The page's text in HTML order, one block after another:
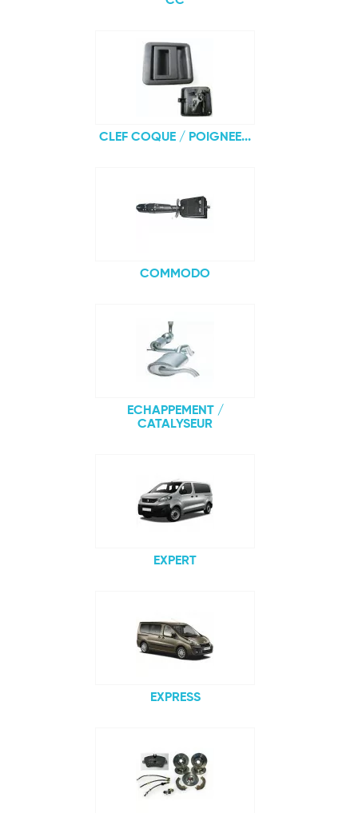
CLEF COQUE / POIGNEE...
COMMODO
ECHAPPEMENT /
CATALYSEUR
EXPERT
EXPRESS